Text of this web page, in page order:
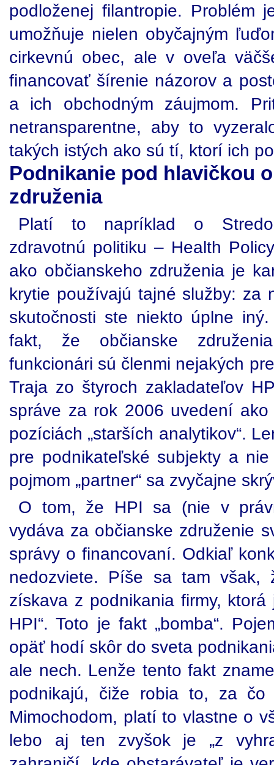
podloženej filantropie. Problém
umožňuje nielen obyčajným
cirkevnú obec, ale v oveľa
financovať šírenie názorov a
a ich obchodným záujmom.
netransparentne, aby to
takých istých ako sú tí, ktorí ich
Podnikanie pod hlavičkou
združenia
Platí to napríklad o
zdravotnú politiku – Health
ako občianskeho združenia je
krytie používajú tajné služby: za
skutočnosti ste niekto úplne
fakt, že občianske
funkcionári sú členmi nejakých
Traja zo štyroch zakladateľov
správe za rok 2006 uvedení
pozíciách „starších analytikov“.
pre podnikateľské subjekty a
pojmom „partner“ sa zvyčajne
O tom, že HPI sa (nie v
vydáva za občianske združenie
správy o financovaní. Odkiaľ
nedozviete. Píše sa tam však,
získava z podnikania firmy,
HPI“. Toto je fakt „bomba“.
opäť hodí skôr do sveta
ale nech. Lenže tento fakt
podnikajú, čiže robia to, za
Mimochodom, platí to vlastne o
lebo aj ten zvyšok je „z